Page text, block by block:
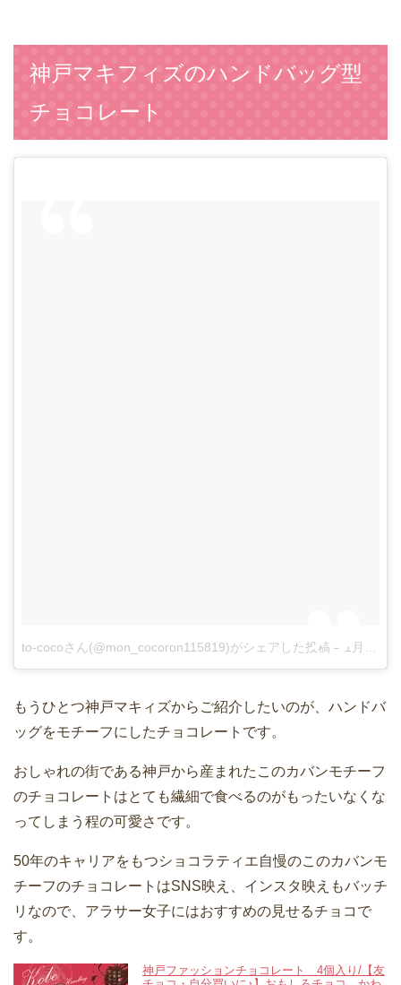
神戸マキフィズのハンドバッグ型
チョコレート
to-cocoさん(@mon_cocoron115819)がシェアした投稿 – 1月 17, 2017 at 6:43午後 PST
もうひとつ神戸マキィズからご紹介したいのが、ハンドバ
ッグをモチーフにしたチョコレートです。
おしゃれの街である神戸から産まれたこのカバンモチーフ
のチョコレートはとても繊細で食べるのがもったいなくな
ってしまう程の可愛さです。
50年のキャリアをもつショコラティエ自慢のこのカバンモ
チーフのチョコレートはSNS映え、インスタ映えもバッチ
リなので、アラサー女子にはおすすめの見せるチョコで
す。
神戸ファッションチョコレート 4個入り/【友